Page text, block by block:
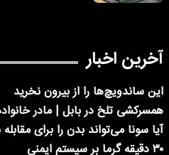
آخرین اخبار
این ساندویچ‌ها را از بیرون نخرید
همسرکشی تلخ در بابل | مادر
آیا سونا می‌تواند بدن را برای
۳۰ دقیقه گرما بر سیستم ایمنی